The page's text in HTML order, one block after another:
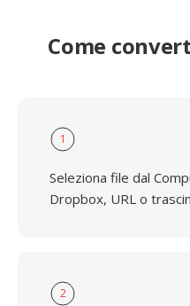
Come
1
Seleziona file dal
Dropbox, URL o
2